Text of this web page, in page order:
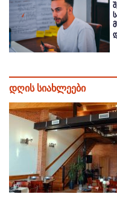
დღის სიახლეები